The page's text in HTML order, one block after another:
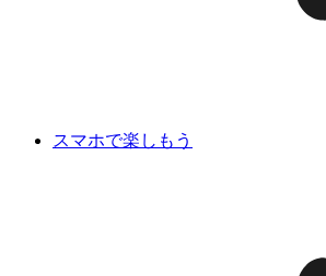
スマホで楽しもう